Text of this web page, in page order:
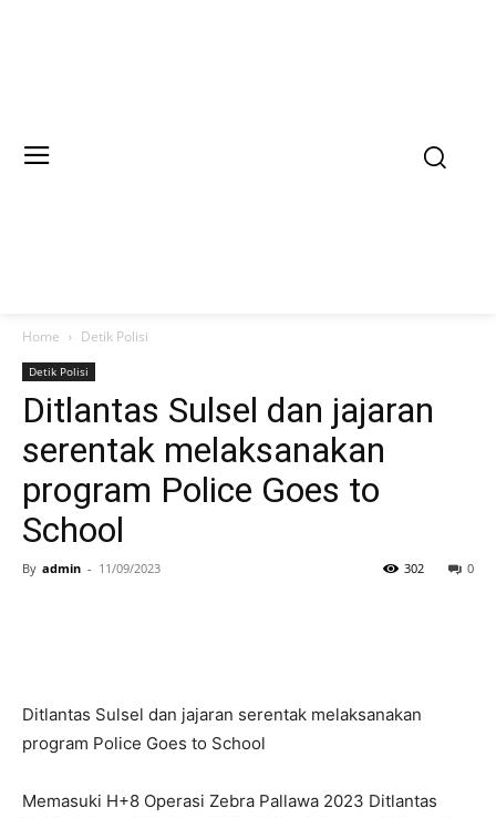
Home Detik Polisi
Detik Polisi
Ditlantas Sulsel dan jajaran
serentak melaksanakan
program Police Goes to
School
By admin - 11/09/2023 0
302
Ditlantas Sulsel dan jajaran serentak melaksanakan
program Police Goes to School
Memasuki H+8 Operasi Zebra Pallawa 2023 Ditlantas